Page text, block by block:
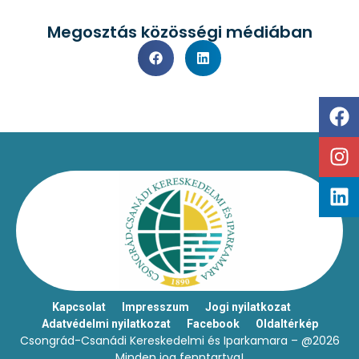
Megosztás közösségi médiában
Kapcsolat Impresszum
Jogi nyilatkozat
Adatvédelmi nyilatkozat
Facebook Oldaltérkép
Csongrád-Csanádi Kereskedelmi és Iparkamara – @2026